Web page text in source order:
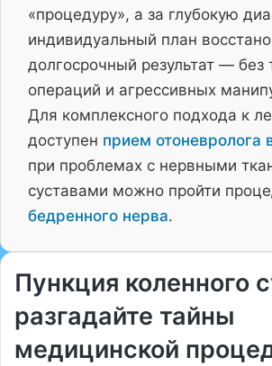
«процедуру», а за глубокую
индивидуальный план
долгосрочный результат — без
операций и агрессивных
Для комплексного подхода к
доступен прием отоневролога
при проблемах с нервными
суставами можно пройти
бедренного нерва.
Пункция коленного
разгадайте тайны
медицинской